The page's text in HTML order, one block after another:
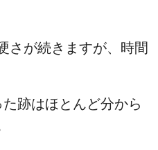
さが続きますが、時間
跡はほとんど分から